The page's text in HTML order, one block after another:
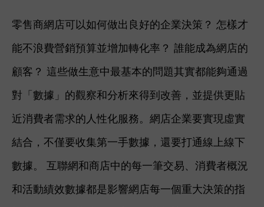
零售商網店可以如何做出良好的企業決策？ 怎樣才
能不浪費營銷預算並增加轉化率？ 誰能成為網店的
顧客？ 這些做生意中最基本的問題其實都能夠通過
對「數據」的觀察和分析來得到改善，並提供更貼
近消費者需求的人性化服務。 網店企業要實現虛實
結合，不僅要收集第一手數據，還要打通線上線下
數據。 互聯網和商店中的每一筆交易、消費者概況
和活動績效數據都是影響網店每一個重大決策的指